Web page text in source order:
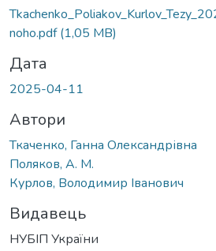
noho.pdf(1,05 MB)
Дата
2025-04-11
Автори
Ткаченко, Ганна Олександрівна
Поляков, А. М.
Курлов, Володимир Іванович
Видавець
НУБІП України